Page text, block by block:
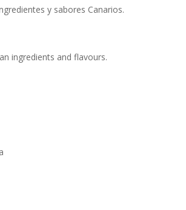
y sabores Canarios.
ingredients and flavours.